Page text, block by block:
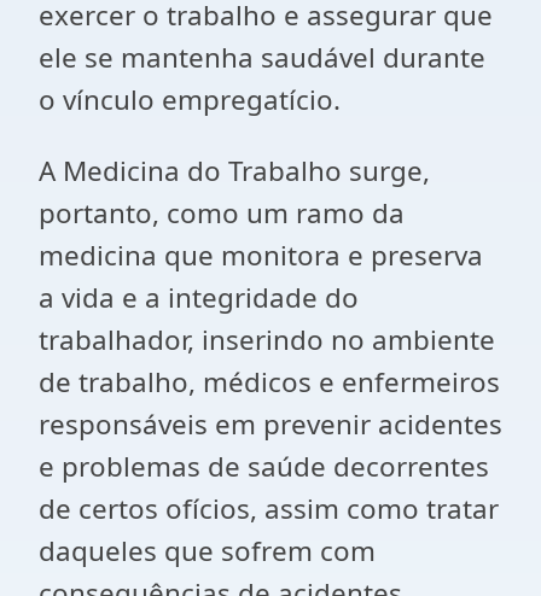
exercer o trabalho e assegurar que
ele se mantenha saudável durante
o vínculo empregatício.
A Medicina do Trabalho surge,
portanto, como um ramo da
medicina que monitora e preserva
a vida e a integridade do
trabalhador, inserindo no ambiente
de trabalho, médicos e enfermeiros
responsáveis em prevenir acidentes
e problemas de saúde decorrentes
de certos ofícios, assim como tratar
daqueles que sofrem com